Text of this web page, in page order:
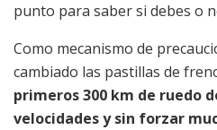
punto para saber si debes o
Como mecanismo de
cambiado las pastillas de
primeros 300 km de ruedo
velocidades y sin forzar